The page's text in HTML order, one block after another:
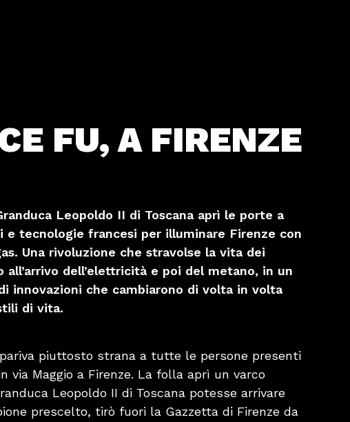
FU, A FIRENZE
Leopoldo II di Toscana aprì le porte a
e tecnologie francesi per illuminare Firenze con
Una rivoluzione che stravolse la vita dei
all’arrivo dell’elettricità e poi del metano, in un
innovazioni che cambiarono di volta in volta
di vita.
piuttosto strana a tutte le persone presenti
via Maggio a Firenze. La folla aprì un varco
Leopoldo II di Toscana potesse arrivare
prescelto, tirò fuori la Gazzetta di Firenze da